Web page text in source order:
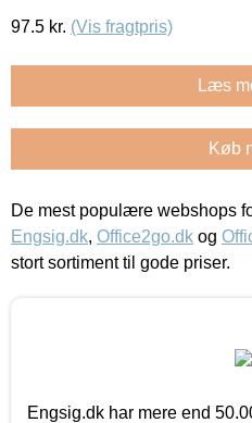
97.5 kr. (Vis fragtpris)
Læs
Køb
De mest populære webshops
Engsig.dk, Office2go.dk og
stort sortiment til gode priser.
Engsig.dk har mere end